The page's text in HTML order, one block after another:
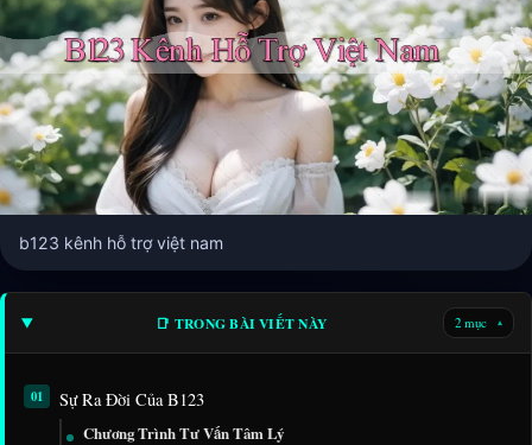
b123 kênh hỗ trợ việt nam
📑 TRONG BÀI VIẾT NÀY 2 mục ▾
Sự Ra Đời Của B123
Chương Trình Tư Vấn Tâm Lý